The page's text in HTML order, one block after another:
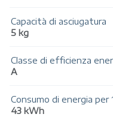
Capacità di asciugatura
5 kg
Classe di efficienza
A
Consumo di energia per
43 kWh